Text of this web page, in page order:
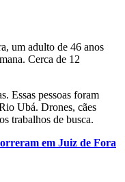
um adulto de 46 anos
Cerca de 12
Essas pessoas foram
Ubá. Drones, cães
trabalhos de busca.
em Juiz de Fora